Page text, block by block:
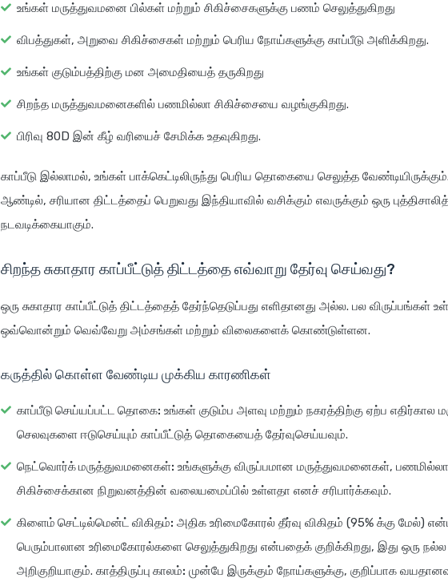
உங்கள் மருத்துவமனை பில்கள் மற்றும் சிகிச்சைகளுக்கு பணம் செலுத்துகிறது
விபத்துகள், அறுவை சிகிச்சைகள் மற்றும் பெரிய நோய்களுக்கு காப்பீடு அளிக்கிறது.
உங்கள் குடும்பத்திற்கு மன அமைதியைத் தருகிறது
சிறந்த மருத்துவமனைகளில் பணமில்லா சிகிச்சையை வழங்குகிறது.
பிரிவு 80D இன் கீழ் வரியைச் சேமிக்க உதவுகிறது.
காப்பீடு இல்லாமல், உங்கள் பாக்கெட்டிலிருந்து பெரிய தொகையை செலுத்த
ஆண்டில், சரியான திட்டத்தைப் பெறுவது இந்தியாவில் வசிக்கும் எவருக்கும் ஒரு
நடவடிக்கையாகும்.
சிறந்த சுகாதார காப்பீட்டுத் திட்டத்தை எவ்வாறு தேர்வு செய்வது?
ஒரு சுகாதார காப்பீட்டுத் திட்டத்தைத் தேர்ந்தெடுப்பது எளிதானது அல்ல. பல விருப்பங்கள்
ஒவ்வொன்றும் வெவ்வேறு அம்சங்கள் மற்றும் விலைகளைக் கொண்டுள்ளன.
கருத்தில் கொள்ள வேண்டிய முக்கிய காரணிகள்
காப்பீடு செய்யப்பட்ட தொகை: உங்கள் குடும்ப அளவு மற்றும் நகரத்திற்கு ஏற்ப எதிர்கால
செலவுகளை ஈடுசெய்யும் காப்பீட்டுத் தொகையைத் தேர்வுசெய்யவும்.
நெட்வொர்க் மருத்துவமனைகள்: உங்களுக்கு விருப்பமான மருத்துவமனைகள், பணமில்லா
சிகிச்சைக்கான நிறுவனத்தின் வலையமைப்பில் உள்ளதா எனச் சரிபார்க்கவும்.
கிளைம் செட்டில்மென்ட் விகிதம்: அதிக உரிமைகோரல் தீர்வு விகிதம் (95% க்கு மேல்)
பெரும்பாலான உரிமைகோரல்களை செலுத்துகிறது என்பதைக் குறிக்கிறது, இது ஒரு நல்ல
அறிகுறியாகும். காத்திருப்பு காலம்: முன்பே இருக்கும் நோய்களுக்கு, குறிப்பாக